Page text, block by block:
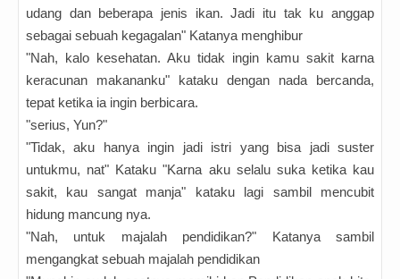
udang dan beberapa jenis ikan. Jadi itu tak ku anggap
sebagai sebuah kegagalan" Katanya menghibur
"Nah, kalo kesehatan. Aku tidak ingin kamu sakit karna
keracunan makananku" kataku dengan nada bercanda,
tepat ketika ia ingin berbicara.
"serius, Yun?"
"Tidak, aku hanya ingin jadi istri yang bisa jadi suster
untukmu, nat" Kataku "Karna aku selalu suka ketika kau
sakit, kau sangat manja" kataku lagi sambil mencubit
hidung mancung nya.
"Nah, untuk majalah pendidikan?" Katanya sambil
mengangkat sebuah majalah pendidikan